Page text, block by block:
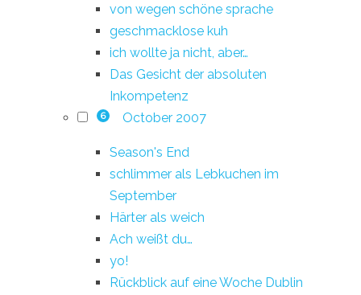
von wegen schöne sprache
geschmacklose kuh
ich wollte ja nicht, aber…
Das Gesicht der absoluten
Inkompetenz
6 October 2007
Season's End
schlimmer als Lebkuchen im
September
Härter als weich
Ach weißt du…
yo!
Rückblick auf eine Woche Dublin